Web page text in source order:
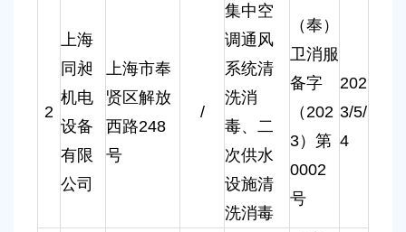
2
上海
同昶
机电
设备
有限
公司
上海市奉
贤区解放
西路248
号
/
集中空
调通风
系统清
洗消
毒、二
次供水
设施清
洗消毒
（奉）
卫消服
备字
（202
3）第
0002
号
202
3/5/
4